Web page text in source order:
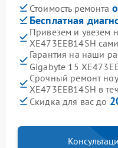
Стоимость ремонта
Бесплатная
Привезем и увезем
XE473EEB14SH сами
Гарантия на наши
Gigabyte 15
Срочный ремонт
XE473EEB14SH в
Скидка для вас до